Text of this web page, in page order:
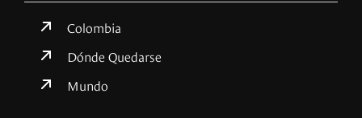
Colombia
Dónde Quedarse
Mundo